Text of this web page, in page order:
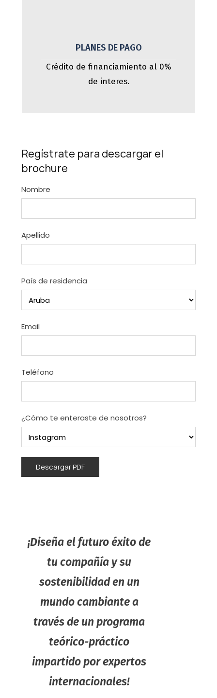
PLANES DE PAGO
Crédito de financiamiento al 0%
de interes.
Regístrate para descargar el
brochure
Nombre
Apellido
País de residencia
Email
Teléfono
¿Cómo te enteraste de nosotros?
¡Diseña el futuro éxito de
tu compañía y su
sostenibilidad en un
mundo cambiante a
través de un programa
teórico-práctico
impartido por expertos
internacionales!